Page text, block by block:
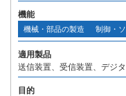
機能
機械・部品の製造 制御・
適用製品
送信装置、受信装置、デジ
目的